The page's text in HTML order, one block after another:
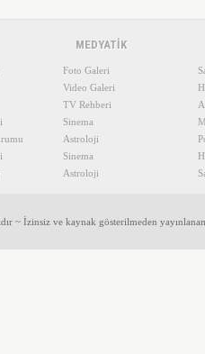
MEDYATİK
Foto Galeri
Video Galeri
TV Rehberi
Sinema
Astroloji
Sinema
Astroloji
~ İzinsiz ve kaynak gösterilmeden